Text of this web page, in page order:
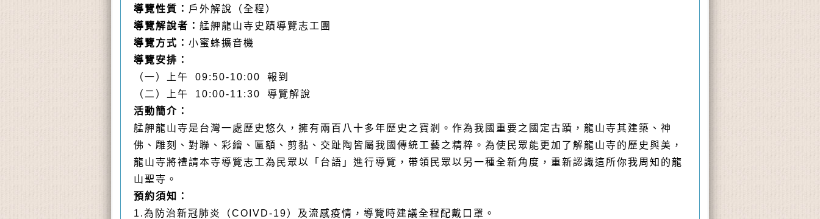
導覽性質： 戶外解說（全程）
導覽解說者： 艋舺龍山寺史蹟導覽志工團
導覽方式： 小蜜蜂擴音機
導覽安排 ：
（一）上午 09:50-10:00 報到
（二）上午 10:00-11:30 導覽解說
活動簡介 ：
艋舺龍山寺是台灣一處歷史悠久，擁有兩百八十多年歷史之寶剎。作為我國重要之國定古蹟，龍山寺其建築、神
佛、雕刻、對聯、彩繪、匾額、剪黏、交趾陶皆屬我國傳統工藝之精粹。為使民眾能更加了解龍山寺的歷史與美，
龍山寺將禮請本寺導覽志工為民眾以「台語」進行導覽，帶領民眾以另一種全新角度，重新認識這所你我周知的龍
山聖寺。
預約須知 ：
1.為防治新冠肺炎（COIVD-19）及流感疫情，導覽時建議全程配戴口罩。